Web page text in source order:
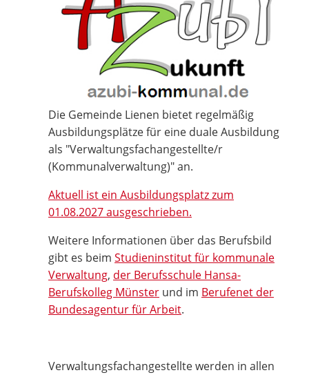
Die Gemeinde Lienen bietet regelmäßig
Ausbildungsplätze für eine duale Ausbildung
als "Verwaltungsfachangestellte/r
(Kommunalverwaltung)" an.
Aktuell ist ein Ausbildungsplatz zum
01.08.2027 ausgeschrieben.
Weitere Informationen über das Berufsbild
gibt es beim Studieninstitut für kommunale
Verwaltung, der Berufsschule Hansa-
Berufskolleg Münster und im Berufenet der
Bundesagentur für Arbeit.
Verwaltungsfachangestellte werden in allen